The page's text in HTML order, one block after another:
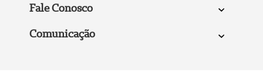
Fale Conosco
Comunicação